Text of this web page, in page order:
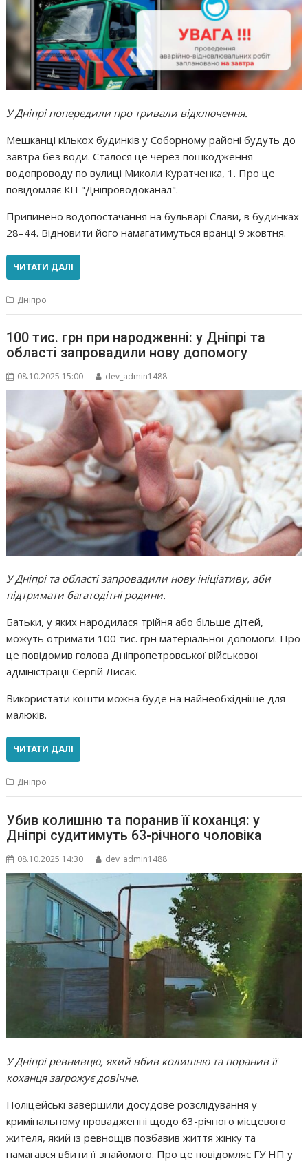
У Дніпрі попередили про тривали відключення.
Мешканці кількох будинків у Соборному районі будуть до
завтра без води. Сталося це через пошкодження
водопроводу по вулиці Миколи Куратченка, 1. Про це
повідомляє КП "Дніпроводоканал".
Припинено водопостачання на бульварі Слави, в будинках
28–44. Відновити його намагатимуться вранці 9 жовтня.
ЧИТАТИ ДАЛІ
Дніпро
100 тис. грн при народженні: у Дніпрі та
області запровадили нову допомогу
08.10.2025 15:00 dev_admin1488
У Дніпрі та області запровадили нову ініціативу, аби
підтримати багатодітні родини.
Батьки, у яких народилася трійня або більше дітей,
можуть отримати 100 тис. грн матеріальної допомоги. Про
це повідомив голова Дніпропетровської військової
адміністрації Сергій Лисак.
Використати кошти можна буде на найнеобхідніше для
малюків.
ЧИТАТИ ДАЛІ
Дніпро
Убив колишню та поранив її коханця: у
Дніпрі судитимуть 63-річного чоловіка
08.10.2025 14:30 dev_admin1488
У Дніпрі ревнивцю, який вбив колишню та поранив її
коханця загрожує довічне.
Поліцейські завершили досудове розслідування у
кримінальному провадженні щодо 63-річного місцевого
жителя, який із ревнощів позбавив життя жінку та
намагався вбити її знайомого. Про це повідомляє ГУ НП у